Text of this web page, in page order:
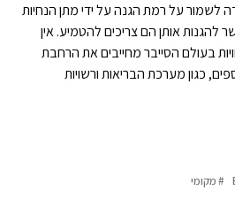
2017, נועדה לשמור על רמת הגנה על ידי מתן הנחיות
להגנות אותן הם צריכים להטמיע. אין
בעולם הסייבר מחייבים את הרחבת
כגון מערכת הבריאות ורשויות
מקומי